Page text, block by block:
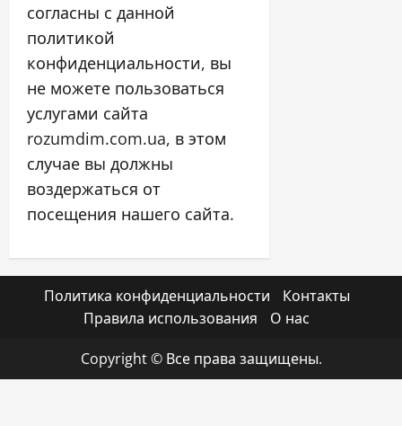
согласны с данной
политикой
конфиденциальности, вы
не можете пользоваться
услугами сайта
rozumdim.com.ua, в этом
случае вы должны
воздержаться от
посещения нашего сайта.
Политика конфиденциальности
Контакты
Правила использования
О нас
Copyright © Все права защищены.